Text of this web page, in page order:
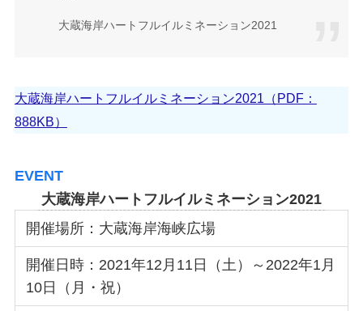
大蔵海岸ハートフルイルミネーション2021
大蔵海岸ハートフルイルミネーション2021（PDF：
888KB）
EVENT
大蔵海岸ハートフルイルミネーション2021
開催場所：大蔵海岸海峡広場
開催日時：2021年12月11日（土）～2022年1月
10日（月・祝）